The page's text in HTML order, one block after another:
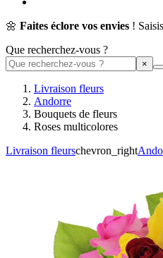
🌼 Faites éclore vos envies !
Que recherchez-vous ?
Livraison fleurs
Andorre
Bouquets de fleurs
Roses multicolores
Livraison fleurschevron_right